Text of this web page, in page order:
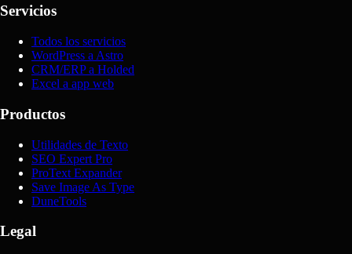
Servicios
Todos los servicios
WordPress a Astro
CRM/ERP a Holded
Excel a app web
Productos
Utilidades de Texto
SEO Expert Pro
ProText Expander
Save Image As Type
DuneTools
Legal